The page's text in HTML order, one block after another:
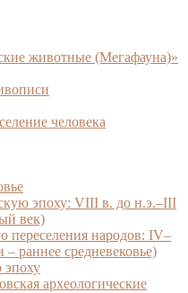
животные (Мегафауна)»
человека
эпоху: VIII в. до н.э.–III
век)
переселения народов: IV–
раннее средневековье)
археологические